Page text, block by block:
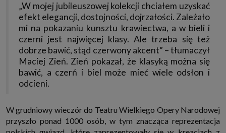
Twoje dane przetwarzane będą do czasu istnienia podstawy do ich
przetwarzania, czyli w przypadku udzielenia zgody do momentu jej
cofnięcia, ograniczenia lub innych działań z Twojej strony ograniczających
tę zgodę, w przypadku niezbędności danych do wykonania umowy, przez
czas jej wykonywania i ewentualnie okres przedawnienia roszczeń z niej
(zwykle nie więcej niż 3 lata, a maksymalnie 10 lat), a w przypadku, gdy
podstawą przetwarzania danych jest uzasadniony interes administratora,
do czasu zgłoszenia przez Ciebie skutecznego sprzeciwu.
Przekazywanie danych
Administratorzy danych mogą powierzać Twoje dane podwykonawcom IT,
taki podmiot do odpowiedniego zabezpieczenia danych i niekorzystania z
nich do własnych celów.
„W mojej jubileuszowej kolekcji chciałem uzyskać
efekt elegancji, dostojności, dojrzałości. Zależało
mi na pokazaniu kunsztu krawiectwa, a w bieli i
czerni jest najwięcej klasy. Ale trzeba się też
dobrze bawić, stąd czerwony akcent” – tłumaczył
Maciej Zień. Zień pokazał, że klasyką można się
bawić, a czerń i biel może mieć wiele odsłon i
odcieni.
W grudniowy wieczór do Teatru Wielkiego Opery Narodowej
przyszło ponad 1000 osób, w tym znacząca reprezentacja